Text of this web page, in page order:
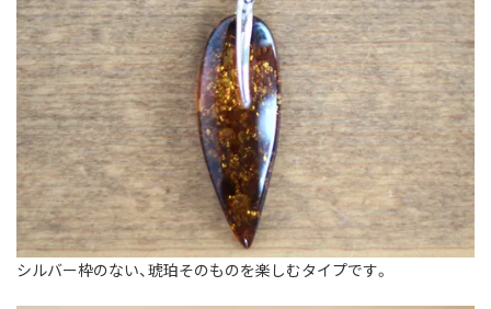
シルバー枠のない、琥珀そのものを楽しむタイプです。